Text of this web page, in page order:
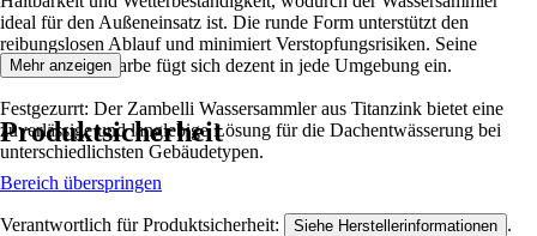
ideal für den Außeneinsatz ist. Die runde Form unterstützt den
reibungslosen Ablauf und minimiert Verstopfungsrisiken. Seine
silberne Grundfarbe fügt sich dezent in jede Umgebung ein.
Festgezurrt: Der Zambelli Wassersammler aus Titanzink bietet eine
zuverlässige und langlebige Lösung für die Dachentwässerung bei
unterschiedlichsten Gebäudetypen.
Mehr anzeigen
Produktsicherheit
Bereich überspringen
Verantwortlich für Produktsicherheit: Siehe Herstellerinformationen .